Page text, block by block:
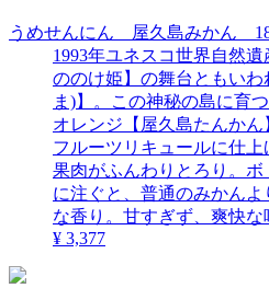
うめせんにん 屋久島みかん
1993年ユネスコ世界自然
ののけ姫】の舞台ともいわ
ま)】。この神秘の島に育
オレンジ【屋久島たんか
フルーツリキュールに仕
果肉がふんわりとろり。
に注ぐと、普通のみかん
な香り。甘すぎず、爽快な
¥ 3,377